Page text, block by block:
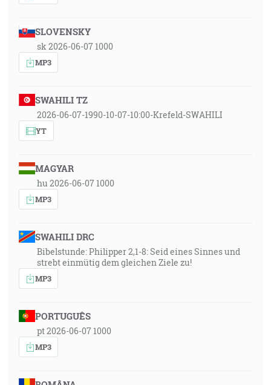
SLOVENSKY
sk 2026-06-07 1000
MP3
SWAHILI TZ
2026-06-07-1990-10-07-10:00-Krefeld-SWAHILI
YT
MAGYAR
hu 2026-06-07 1000
MP3
SWAHILI DRC
Bibelstunde: Philipper 2,1-8: Seid eines Sinnes und
strebt einmütig dem gleichen Ziele zu!
MP3
PORTUGUÊS
pt 2026-06-07 1000
MP3